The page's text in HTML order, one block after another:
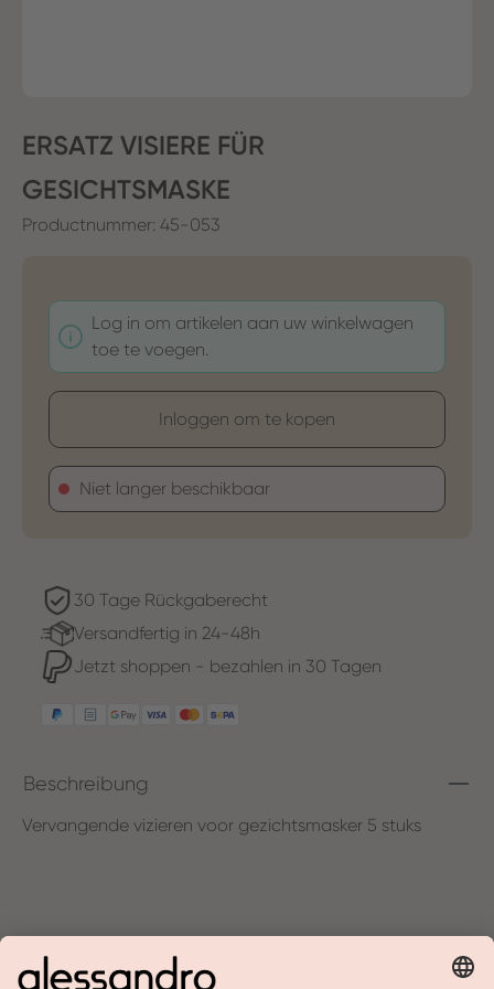
ERSATZ VISIERE FÜR
GESICHTSMASKE
Productnummer: 45-053
Log in om artikelen aan uw winkelwagen
toe te voegen.
Inloggen om te kopen
Niet langer beschikbaar
30 Tage Rückgaberecht
Versandfertig in 24-48h
Jetzt shoppen - bezahlen in 30 Tagen
Beschreibung
Vervangende vizieren voor gezichtsmasker 5 stuks